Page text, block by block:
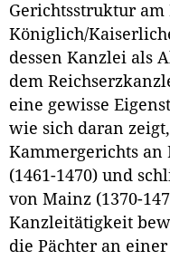
Gerichtsstruktur am
Königlich/
dessen Kanzlei als
dem
eine gewisse
wie sich daran
Kammergerichts an
(1461-1470) und
von Mainz (1370-
Kanzleitätigkeit
die Pächter an